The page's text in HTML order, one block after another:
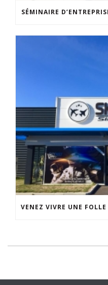
SÉMINAIRE